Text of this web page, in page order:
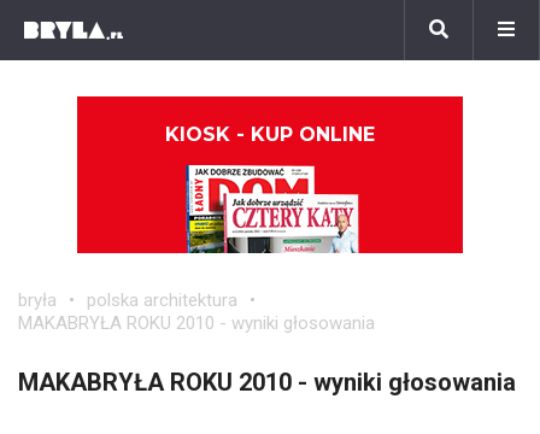
KIOSK - KUP ONLINE
bryła
polska architektura
MAKABRYŁA ROKU 2010 - wyniki głosowania
MAKABRYŁA ROKU 2010 - wyniki głosowania